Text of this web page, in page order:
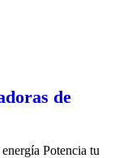
de
Potencia tu